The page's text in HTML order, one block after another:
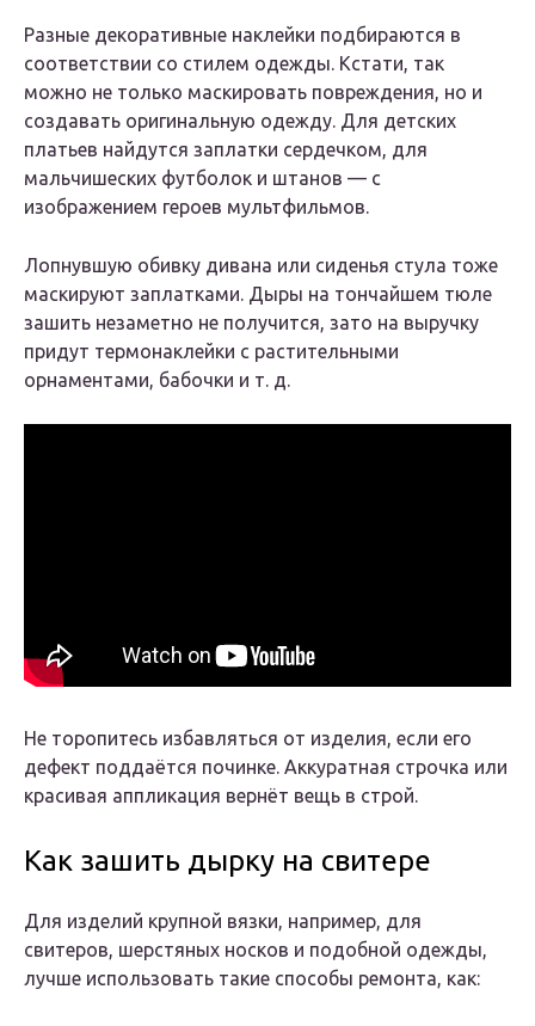
Разные декоративные наклейки подбираются в
соответствии со стилем одежды. Кстати, так
можно не только маскировать повреждения, но и
создавать оригинальную одежду. Для детских
платьев найдутся заплатки сердечком, для
мальчишеских футболок и штанов — с
изображением героев мультфильмов.
Лопнувшую обивку дивана или сиденья стула тоже
маскируют заплатками. Дыры на тончайшем тюле
зашить незаметно не получится, зато на выручку
придут термонаклейки с растительными
орнаментами, бабочки и т. д.
Не торопитесь избавляться от изделия, если его
дефект поддаётся починке. Аккуратная строчка или
красивая аппликация вернёт вещь в строй.
Как зашить дырку на свитере
Для изделий крупной вязки, например, для
свитеров, шерстяных носков и подобной одежды,
лучше использовать такие способы ремонта, как: